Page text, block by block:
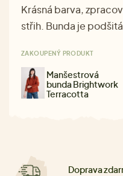
Krásná barva,
střih. Bunda je podšitá.
ZAKOUPENÝ PRODUKT
Manšestrová
bunda Brightwork
Terracotta
Doprava